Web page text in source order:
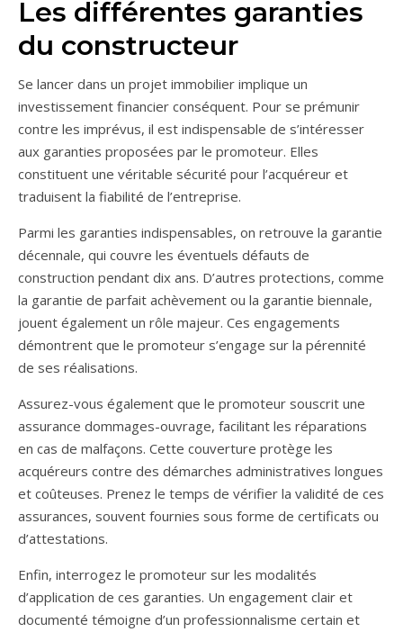
Les différentes garanties
du constructeur
Se lancer dans un projet immobilier implique un
investissement financier conséquent. Pour se prémunir
contre les imprévus, il est indispensable de s’intéresser
aux garanties proposées par le promoteur. Elles
constituent une véritable sécurité pour l’acquéreur et
traduisent la fiabilité de l’entreprise.
Parmi les garanties indispensables, on retrouve la garantie
décennale, qui couvre les éventuels défauts de
construction pendant dix ans. D’autres protections, comme
la garantie de parfait achèvement ou la garantie biennale,
jouent également un rôle majeur. Ces engagements
démontrent que le promoteur s’engage sur la pérennité
de ses réalisations.
Assurez-vous également que le promoteur souscrit une
assurance dommages-ouvrage, facilitant les réparations
en cas de malfaçons. Cette couverture protège les
acquéreurs contre des démarches administratives longues
et coûteuses. Prenez le temps de vérifier la validité de ces
assurances, souvent fournies sous forme de certificats ou
d’attestations.
Enfin, interrogez le promoteur sur les modalités
d’application de ces garanties. Un engagement clair et
documenté témoigne d’un professionnalisme certain et